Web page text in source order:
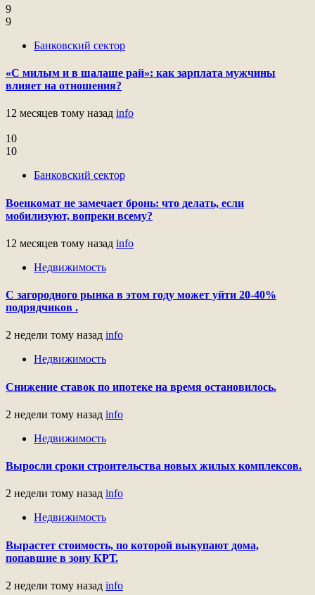
9
9
Банковский сектор
«С милым и в шалаше рай»: как зарплата мужчины
влияет на отношения?
12 месяцев тому назад info
10
10
Банковский сектор
Военкомат не замечает бронь: что делать, если
мобилизуют, вопреки всему?
12 месяцев тому назад info
Недвижимость
С загородного рынка в этом году может уйти 20-40%
подрядчиков .
2 недели тому назад info
Недвижимость
Снижение ставок по ипотеке на время остановилось.
2 недели тому назад info
Недвижимость
Выросли сроки строительства новых жилых комплексов.
2 недели тому назад info
Недвижимость
Вырастет стоимость, по которой выкупают дома,
попавшие в зону КРТ.
2 недели тому назад info